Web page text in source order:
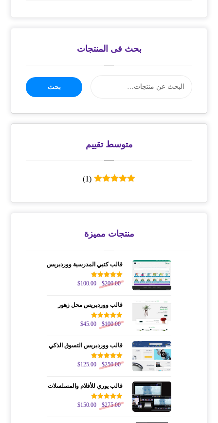
بحث فى المنتجات
بحث
متوسط ​​تقييم
(1)
منتجات مميزة
قالب كتبي المدرسية ووردبريس
تم التقييم
من 5
$200.00
$100.00
قالب ووردبريس محل زهور
تم التقييم
من 5
$100.00
$45.00
قالب ووردبريس التسوق الذكي
تم التقييم
من 5
$250.00
$125.00
قالب يوري للأفلام والمسلسلات
تم التقييم
من 5
$275.00
$150.00